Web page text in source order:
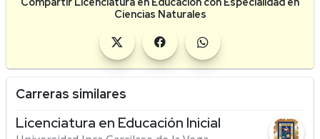
Ciencias Naturales
Carreras similares
Licenciatura en Educación Inicial